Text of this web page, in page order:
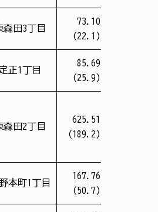
森田3丁目
73.10
(22.1)
定正1丁目
85.69
(25.9)
森田2丁目
625.51
(189.2)
野本町1丁目
167.76
(50.7)